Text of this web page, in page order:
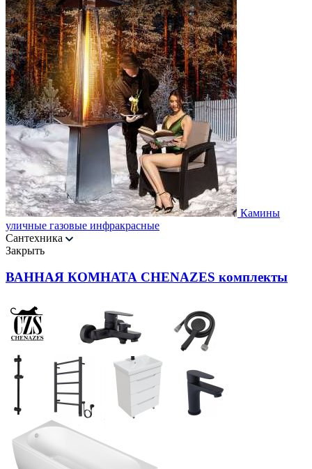
Камины
уличные газовые инфракрасные
Сантехника
Закрыть
ВАННАЯ КОМНАТА CHENAZES комплекты